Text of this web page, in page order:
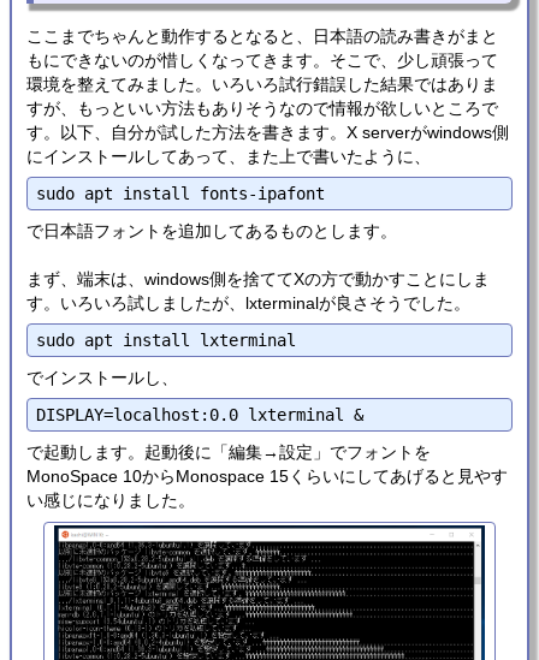
ここまでちゃんと動作するとなると、日本語の読み書きがまと
もにできないのが惜しくなってきます。そこで、少し頑張って
環境を整えてみました。いろいろ試行錯誤した結果ではありま
すが、もっといい方法もありそうなので情報が欲しいところで
す。以下、自分が試した方法を書きます。X serverがwindows側
にインストールしてあって、また上で書いたように、
で日本語フォントを追加してあるものとします。
まず、端末は、windows側を捨ててXの方で動かすことにしま
す。いろいろ試しましたが、lxterminalが良さそうでした。
でインストールし、
DISPLAY=localhost:0.0 lxterminal &
で起動します。起動後に「編集→設定」でフォントを
MonoSpace 10からMonospace 15くらいにしてあげると見やす
い感じになりました。